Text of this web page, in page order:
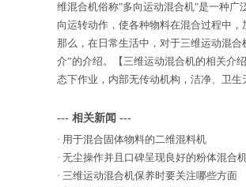
维混合机俗称"多向运动混合机"是一种广
向运转动作，使各种物料在混合过程中
那么，在日常生活中，对于三维运动混
介”的介绍。【三维运动混合机的相关介
态下作业，内部无传动机构，洁净、卫
--- 相关新闻 ---
· 用于混合固体物料的二维混料机
· 无尘操作并且口碑呈现良好的粉体混合
· 三维运动混合机保养时要关注哪些方面